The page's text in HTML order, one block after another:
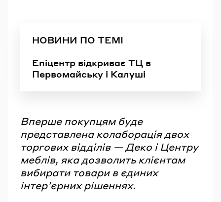
НОВИНИ ПО ТЕМІ
Епіцентр відкриває ТЦ в
Первомайську і Калуші
Вперше покупцям буде
представлена колаборація двох
торгових відділів — Деко і Центру
меблів, яка дозволить клієнтам
вибирати товари в єдиних
інтерʼєрних рішеннях.